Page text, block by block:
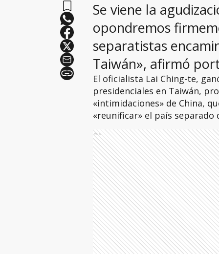
Se viene la
opondremos
separatistas
Taiwán», afirmó
El oficialista Lai Ching-te,
presidenciales en Taiwán,
«intimidaciones» de China,
«reunificar» el país separado
Ads